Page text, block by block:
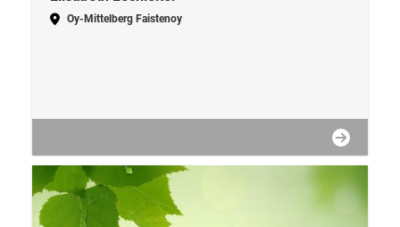
Oy-Mittelberg Faistenoy